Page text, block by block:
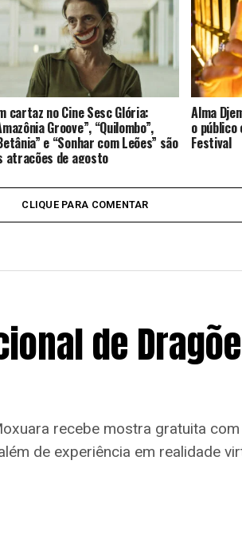
cartaz no Cine Sesc Glória:
Groove”, “Quilombo”,
e “Sonhar com Leões” são
atrações de agosto
Alma
o público
Festival
CLIQUE PARA COMENTAR
de
recebe mostra gratuita
de experiência em realidade